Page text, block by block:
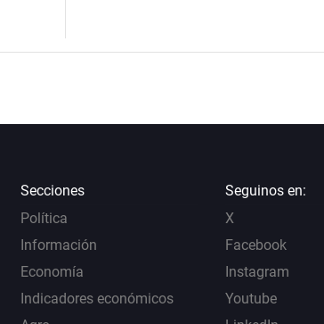
Secciones
Política
Información
Economía
Indicadores económicos
Seguinos en:
X
Facebook
Instagram
Youtube